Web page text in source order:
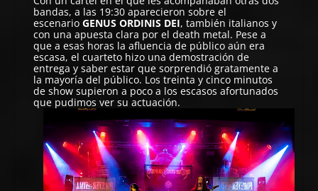
bandas, a las 19:30 aparecieron sobre el
escenarioGENUS ORDINIS DEI, también italianos y
con una apuesta clara por el death metal. Pese a
que a esas horas la afluencia de público aún era
escasa, el cuarteto hizo una demostración de
entrega y saber estar que sorprendió gratamente a
la mayoría del público. Los treinta y cinco minutos
de show supieron a poco a los escasos afortunados
que pudimos ver su actuación.